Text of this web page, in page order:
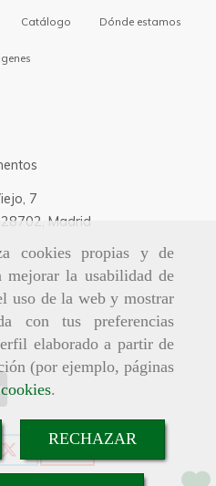
cookies propias y de
mejorar la usabilidad de
uso de la web y mostrar
con tus preferencias
elaborado a partir de
(por ejemplo, páginas
.
RECHAZAR
Catálogo Dónde estamos
7
28702, Madrid